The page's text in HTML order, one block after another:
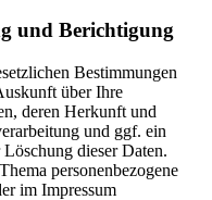
und Berichtigung
Bestimmungen
über Ihre
deren Herkunft und
und ggf. ein
dieser Daten.
personenbezogene
im Impressum